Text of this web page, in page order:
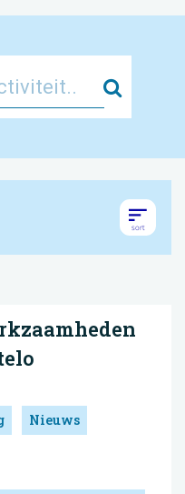
Zoek
Nieuws